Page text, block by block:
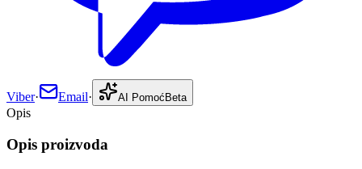
Viber· Email· AI Pomoć Beta
Opis
Opis proizvoda